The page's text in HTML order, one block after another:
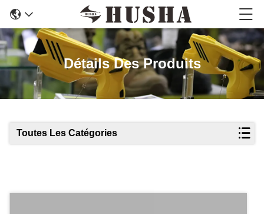
Détails Des Produits
Toutes Les Catégories